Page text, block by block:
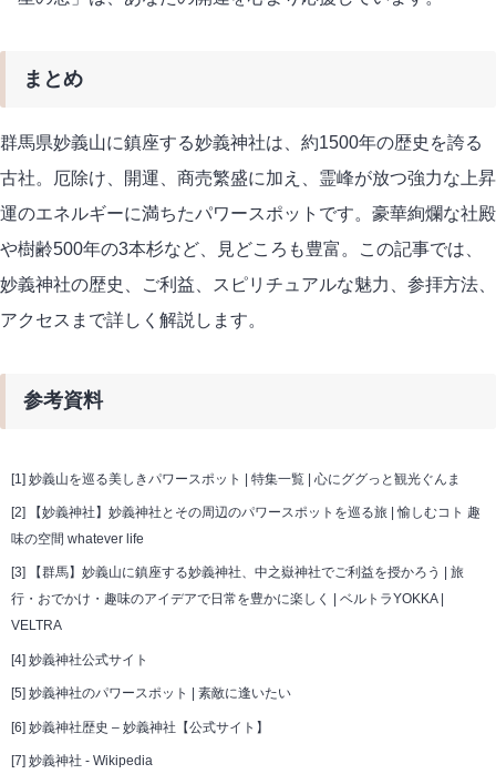
まとめ
群馬県妙義山に鎮座する妙義神社は、約1500年の歴史を誇る
古社。厄除け、開運、商売繁盛に加え、霊峰が放つ強力な上昇
運のエネルギーに満ちたパワースポットです。豪華絢爛な社殿
や樹齢500年の3本杉など、見どころも豊富。この記事では、
妙義神社の歴史、ご利益、スピリチュアルな魅力、参拝方法、
アクセスまで詳しく解説します。
参考資料
[1] 妙義山を巡る美しきパワースポット | 特集一覧 | 心にググっと観光ぐんま
[2]
【妙義神社】妙義神社とその周辺のパワースポットを巡る旅 | 愉しむコト 趣
味の空間 whatever life
[3]
【群馬】妙義山に鎮座する妙義神社、中之嶽神社でご利益を授かろう | 旅
行・おでかけ・趣味のアイデアで日常を豊かに楽しく | ベルトラYOKKA |
VELTRA
[4] 妙義神社公式サイト
[5] 妙義神社のパワースポット | 素敵に逢いたい
[6] 妙義神社歴史 – 妙義神社【公式サイト】
[7] 妙義神社 - Wikipedia